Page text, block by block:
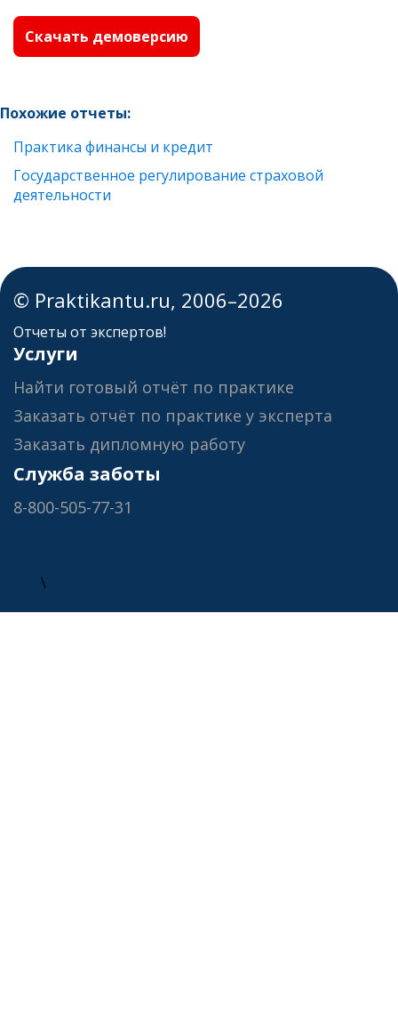
Скачать демоверсию
Похожие отчеты:
Практика финансы и кредит
Государственное регулирование страховой
деятельности
© Praktikantu.ru, 2006–2026
Отчеты от экспертов!
Услуги
Найти готовый отчёт по практике
Заказать отчёт по практике у эксперта
Заказать дипломную работу
Служба заботы
8-800-505-77-31
\